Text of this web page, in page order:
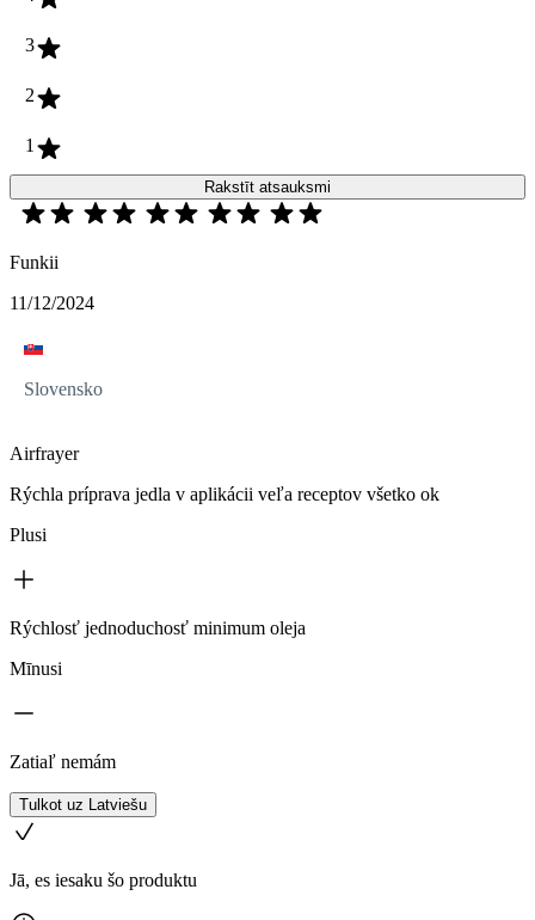
3
2
1
Rakstīt atsauksmi
Funkii
11/12/2024
Slovensko
Airfrayer
Rýchla príprava jedla v aplikácii veľa receptov všetko ok
Plusi
Rýchlosť jednoduchosť minimum oleja
Mīnusi
Zatiaľ nemám
Tulkot uz Latviešu
Jā, es iesaku šo produktu